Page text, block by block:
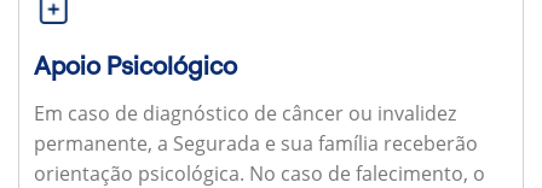
Apoio Psicológico
Em caso de diagnóstico de câncer ou invalidez
permanente, a Segurada e sua família receberão
orientação psicológica. No caso de falecimento, o